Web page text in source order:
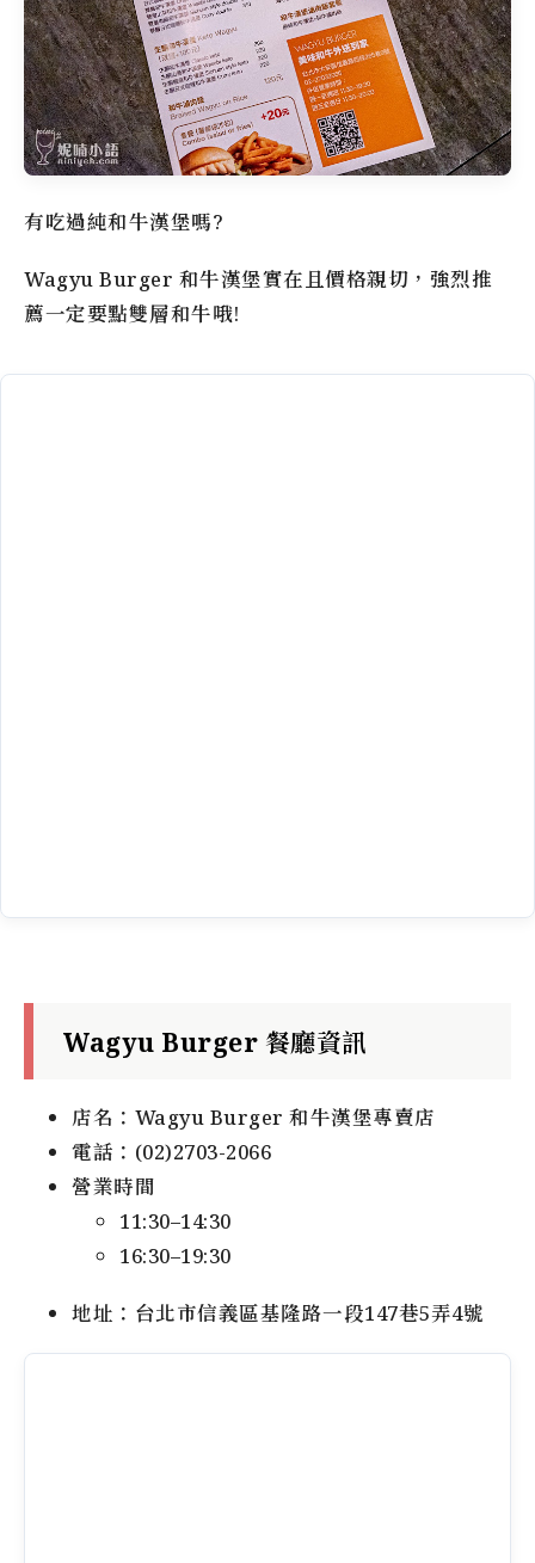
有吃過純和牛漢堡嗎?
Wagyu Burger 和牛漢堡實在且價格親切，強烈推
薦一定要點雙層和牛哦!
Wagyu Burger 餐廳資訊
店名：Wagyu Burger 和牛漢堡專賣店
電話：(02)2703-2066
營業時間
11:30–14:30
16:30–19:30
地址：台北市信義區基隆路一段147巷5弄4號